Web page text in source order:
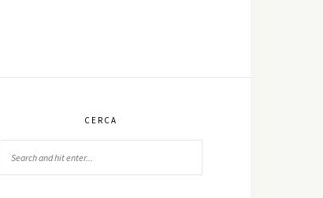
CERCA